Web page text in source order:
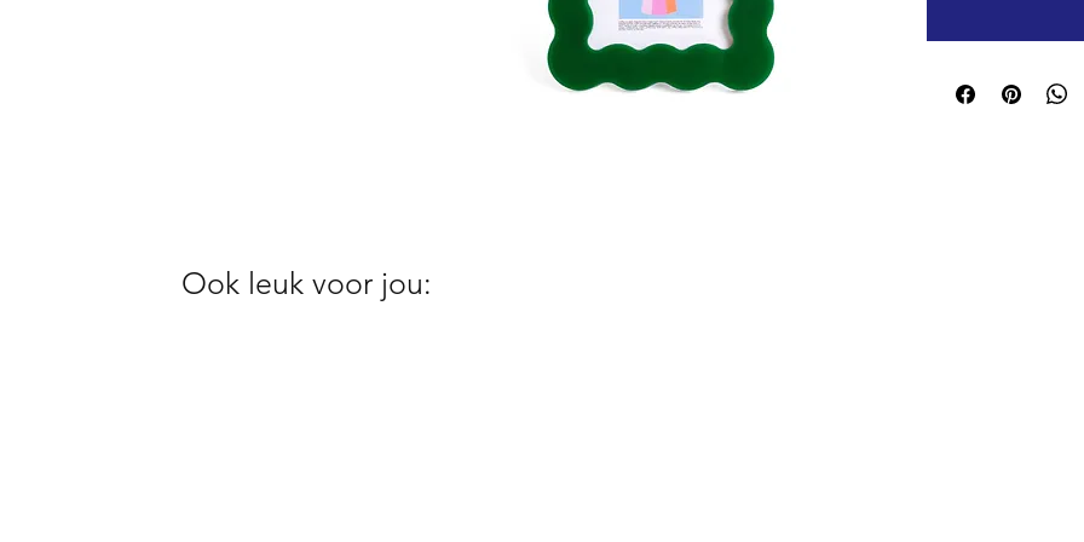
Ook leuk voor jou: